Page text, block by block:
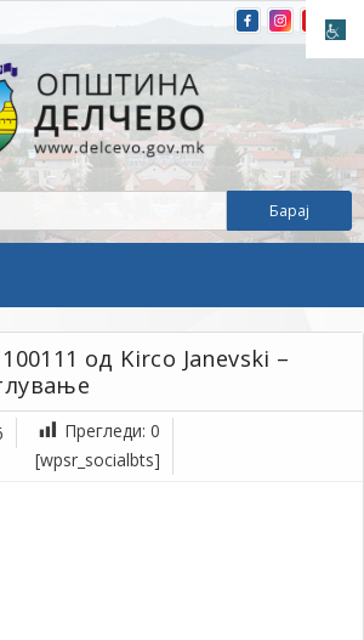
од Kirco Janevski –
Прегледи: 0
[wpsr_socialbts]